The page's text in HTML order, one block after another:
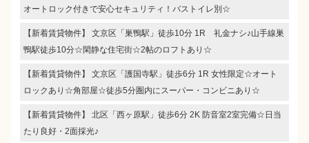
オートロック付きで安心セキュリティ！バストイレ別☆
【新着賃貸物件】 文京区「巣鴨駅」徒歩10分 1R 礼金ナシ♪山手線巣
鴨駅徒歩10分☆閑静な住宅街☆2帖のロフトあり☆
【新着賃貸物件】 文京区「護国寺駅」徒歩6分 1R 女性限定☆オート
ロックあり☆角部屋☆徒歩5分圏内にスーパー・コンビニあり☆
【新着賃貸物件】 北区「西ヶ原駅」徒歩6分 2K 防音室2室完備☆日当
たり良好・2面採光♪